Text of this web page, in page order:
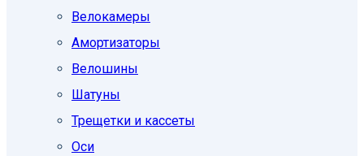
Велокамеры
Амортизаторы
Велошины
Шатуны
Трещетки и кассеты
Оси